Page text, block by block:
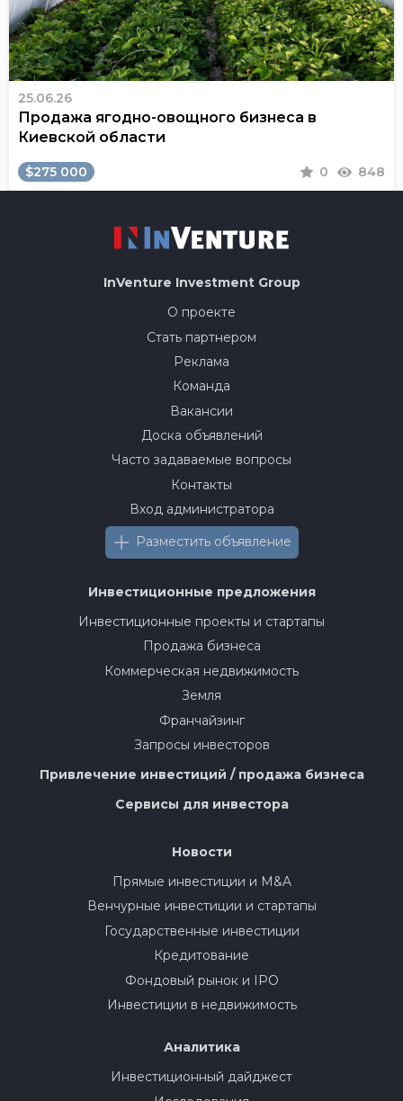
25.06.26
Продажа ягодно-овощного бизнеса в
Киевской области
$275 000 0 848
InVenture Investment Group
О проекте
Стать партнером
Реклама
Команда
Вакансии
Доска объявлений
Часто задаваемые вопросы
Контакты
Вход администратора
Разместить объявление
Инвестиционные предложения
Инвестиционные проекты и стартапы
Продажа бизнеса
Коммерческая недвижимость
Земля
Франчайзинг
Запросы инвесторов
Привлечение инвестиций / продажа бизнеса
Сервисы для инвестора
Новости
Прямые инвестиции и M&A
Венчурные инвестиции и стартапы
Государственные инвестиции
Кредитование
Фондовый рынок и IPO
Инвестиции в недвижимость
Аналитика
Инвестиционный дайджест